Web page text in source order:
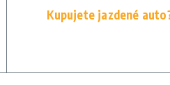
Kupujete jazdené